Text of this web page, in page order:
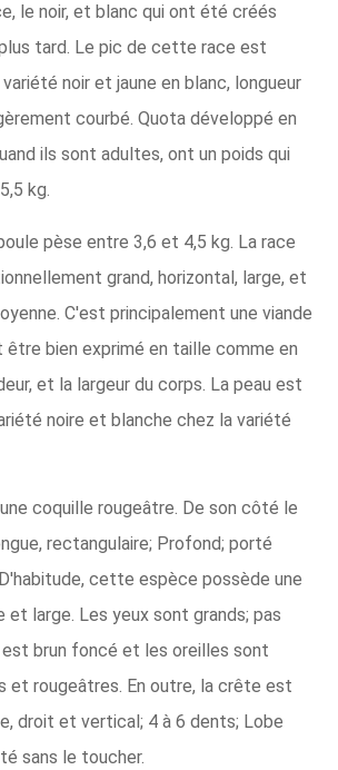
le noir, et blanc qui ont été créés
tard. Le pic de cette race est
noir et jaune en blanc, longueur
courbé. Quota développé en
ils sont adultes, ont un poids qui
kg.
pèse entre 3,6 et 4,5 kg. La race
grand, horizontal, large, et
C'est principalement une viande
être bien exprimé en taille comme en
et la largeur du corps. La peau est
noire et blanche chez la variété
coquille rougeâtre. De son côté le
rectangulaire; Profond; porté
cette espèce possède une
large. Les yeux sont grands; pas
brun foncé et les oreilles sont
et rougeâtres. En outre, la crête est
droit et vertical; 4 à 6 dents; Lobe
sans le toucher.